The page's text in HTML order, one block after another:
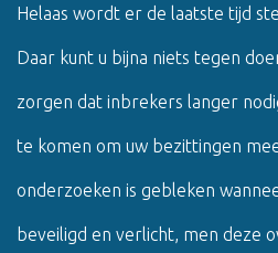
Helaas wordt er de laatste tijd
Daar kunt u bijna niets tegen
zorgen dat inbrekers langer
te komen om uw bezittingen
onderzoeken is gebleken
beveiligd en verlicht, men deze